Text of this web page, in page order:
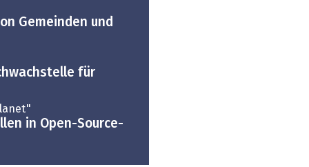
Gemeinden und
für
in Open-Source-